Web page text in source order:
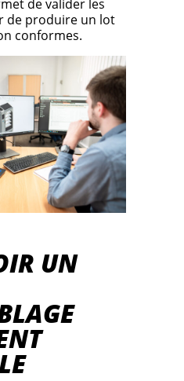
de valider les
de produire un lot
conformes.
UN